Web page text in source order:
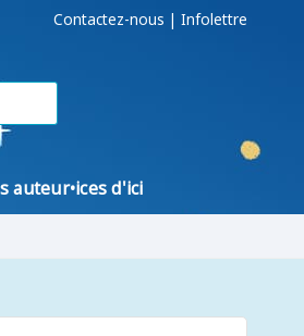
Contactez-nous | Infolettre
auteur•ices d'ici